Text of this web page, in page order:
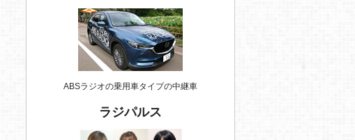
ABSラジオの乗用車タイプの中継車
ラジパルス